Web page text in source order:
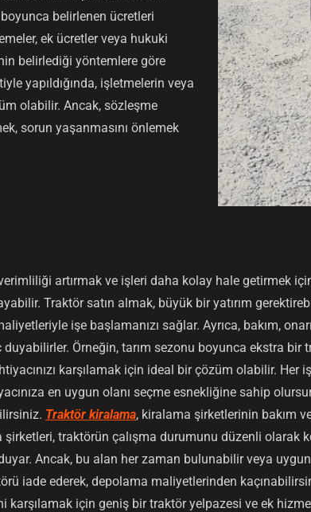
belirlenen ücretleri
ek ücretler veya hukuki
belirlediği yöntemlere göre
yapıldığında, işletmelerin veya
olabilir. Ancak, sözleşme
sorun yaşanmasını önlemek
artırmak ve işleri daha kolay hale getirmek
Traktör satın almak, büyük bir yatırım
işe başlamanızı sağlar. Ayrıca, bakım,
Örneğin, tarım sezonu boyunca ekstra
karşılamak için ideal bir çözüm olabilir. Her
en uygun olanı seçme esnekliğine sahip
Traktör kiralama, kiralama şirketlerinin bakım
traktörün çalışma durumunu düzenli olarak
Ancak, bu alan her zaman bulunabilir veya
iade ederek, depolama maliyetlerinden
için geniş bir traktör yelpazesi ve ek